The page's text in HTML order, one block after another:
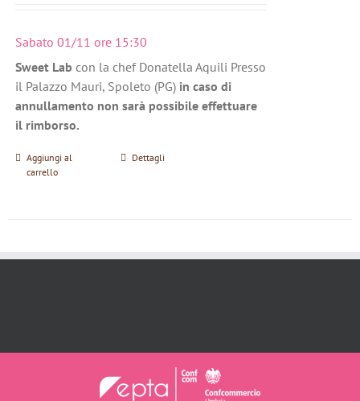
Sabato 01/11 ore 15:30
Sweet Lab con la chef Donatella Aquili Presso
il Palazzo Mauri, Spoleto (PG) in caso di
annullamento non sarà possibile effettuare
il rimborso.
Aggiungi al
carrello
Dettagli